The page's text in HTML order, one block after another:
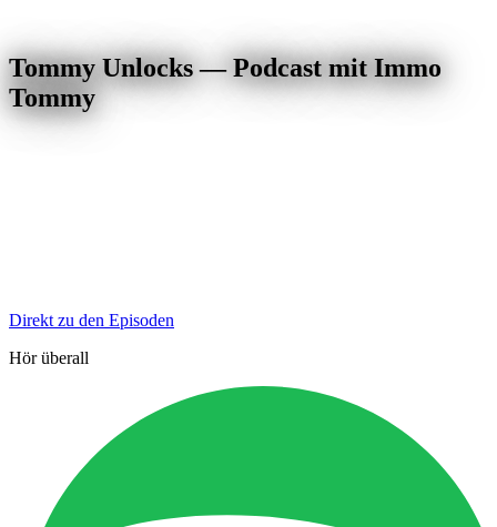
Tommy Unlocks — Podcast mit Immo
Tommy
Direkt zu den Episoden
Hör überall